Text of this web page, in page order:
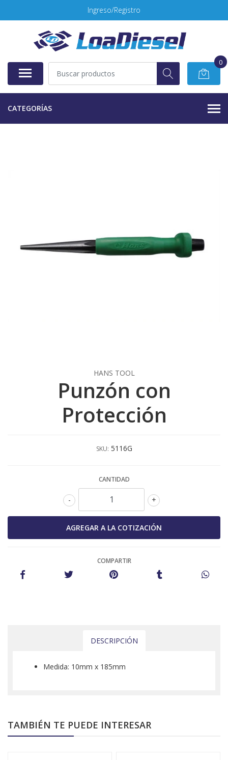
Ingreso/Registro
0
CATEGORÍAS
HANS TOOL
Punzón con
Protección
SKU: 5116G
CANTIDAD
+
-
COMPARTIR
DESCRIPCIÓN
Medida: 10mm x 185mm
TAMBIÉN TE PUEDE INTERESAR